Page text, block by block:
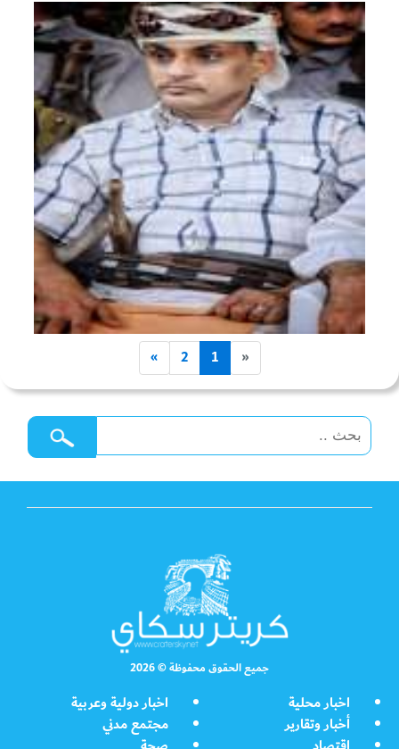
«
1
2
»
جميع الحقوق محفوظة © 2026
اخبار محلية
اخبار دولية وعربية
أخبار وتقارير
مجتمع مدني